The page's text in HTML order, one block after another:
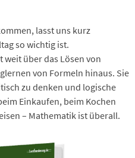
lasst uns kurz
so wichtig ist.
weit über das Lösen von
von Formeln hinaus. Sie
zu denken und logische
Einkaufen, beim Kochen
– Mathematik ist überall.